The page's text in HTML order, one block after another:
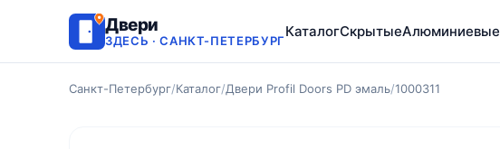
Двери
ЗДЕСЬ · САНКТ-ПЕТЕРБУРГ
КаталогСкрытыеАлюминиевые
Санкт-Петербург/Каталог/Двери Profil Doors PD эмаль/1000311